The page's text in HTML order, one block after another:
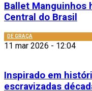
Ballet Manguinhos
Central do Brasil
DE GRAÇA
11 mar 2026 - 12:04
Inspirado em
escravizadas